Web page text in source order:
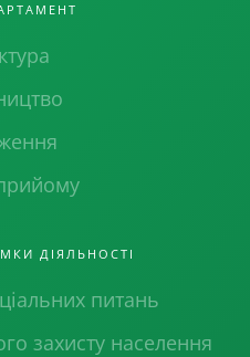
ДІЯЛЬНОСТІ
питань
захисту населення